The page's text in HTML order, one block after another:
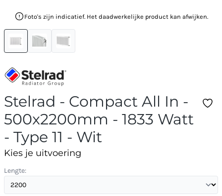
Foto's zijn indicatief. Het daadwerkelijke product kan afwijken.
Stelrad - Compact All In -
500x2200mm - 1833 Watt
- Type 11 - Wit
Kies je uitvoering
Lengte: